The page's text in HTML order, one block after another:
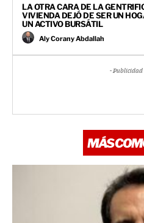
LA OTRA CARA DE LA
VIVIENDA DEJÓ DE SER UN
UN ACTIVO BURSÁTIL
Aly Corany Abdallah
- Publicidad
MÁS